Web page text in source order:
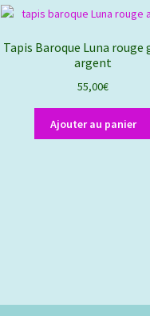
Tapis Baroque Luna rouge
argent
55,00€
Ajouter au panier